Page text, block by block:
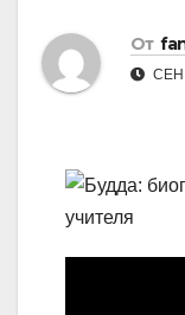
От
СЕН